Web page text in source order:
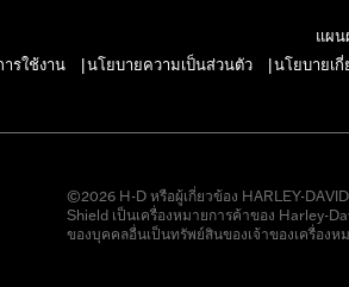
แผน
รใช้งาน
นโยบายความเป็นส่วนตัว นโยบายเ
©2026 H-D หรือผู้เกี่ยวข้อง HARLEY-
Shield เป็นเครื่องหมายการค้าของ Harley-
ของบุคคลอื่นเป็นทรัพย์สินของเจ้าของเครื่องห